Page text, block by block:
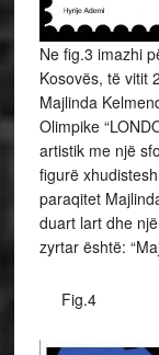
Ne fig.3 imazhi
Kosovës, të vitit
Majlinda
Olimpike
artistik me një
figurë
paraqitet
duart lart dhe
zyrtar është:
Fig.4